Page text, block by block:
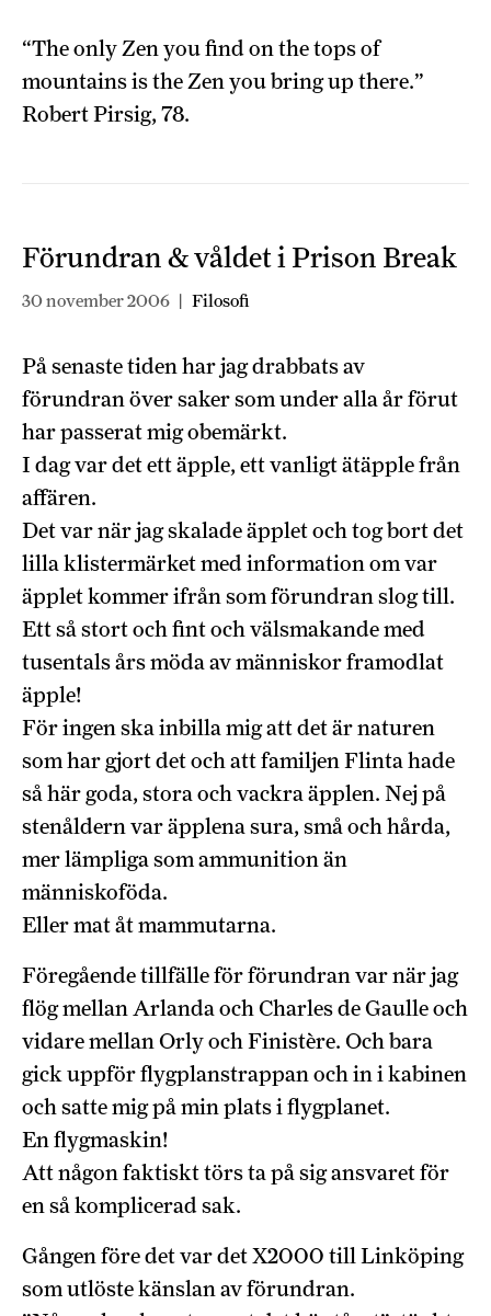
“The only Zen you find on the tops of
mountains is the Zen you bring up there.”
Robert Pirsig, 78.
Förundran & våldet i Prison Break
30 november 2006 | Filosofi
På senaste tiden har jag drabbats av
förundran över saker som under alla år förut
har passerat mig obemärkt.
I dag var det ett äpple, ett vanligt ätäpple från
affären.
Det var när jag skalade äpplet och tog bort det
lilla klistermärket med information om var
äpplet kommer ifrån som förundran slog till.
Ett så stort och fint och välsmakande med
tusentals års möda av människor framodlat
äpple!
För ingen ska inbilla mig att det är naturen
som har gjort det och att familjen Flinta hade
så här goda, stora och vackra äpplen. Nej på
stenåldern var äpplena sura, små och hårda,
mer lämpliga som ammunition än
människoföda.
Eller mat åt mammutarna.
Föregående tillfälle för förundran var när jag
flög mellan Arlanda och Charles de Gaulle och
vidare mellan Orly och Finistère. Och bara
gick uppför flygplanstrappan och in i kabinen
och satte mig på min plats i flygplanet.
En flygmaskin!
Att någon faktiskt törs ta på sig ansvaret för
en så komplicerad sak.
Gången före det var det X2000 till Linköping
som utlöste känslan av förundran.